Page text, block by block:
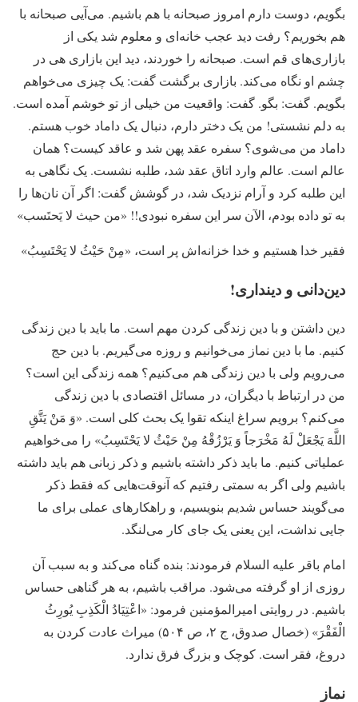
بگویم، دوست دارم امروز صبحانه با هم باشیم. می‌آیی صبحانه با
هم بخوریم؟ رفت دید عجب خانه‌ای و معلوم شد یکی از
بازاری‌های قم است. صبحانه را خوردند، دید این بازاری هی در
چشم او نگاه می‌کند. بازاری برگشت گفت: یک چیزی می‌خواهم
بگویم. گفت: بگو. گفت: واقعیت من خیلی از تو خوشم آمده است.
به دلم نشستی! من یک دختر دارم، دنبال یک داماد خوب هستم.
داماد من می‌شوی؟ سفره عقد پهن شد و عاقد کیست؟ همان
عالم است. عالم وارد اتاق عقد شد، طلبه نشست. یک نگاهی به
این طلبه کرد و آرام نزدیک شد، در گوشش گفت: اگر آن نان‌ها را
به تو داده بودم، الآن سر این سفره نبودی!! «من حیث لا یَحتَسب»
فقیر خدا هستیم و خدا خزانه‌اش پر است، «مِنْ حَیْثُ لا یَحْتَسِبُ»
دین‌دانی و دینداری!
دین داشتن و با دین زندگی کردن مهم است. ما باید با دین زندگی
کنیم. ما با دین نماز می‌خوانیم و روزه می‌گیریم. با دین حج
می‌رویم ولی با دین زندگی هم می‌کنیم؟ همه زندگی این است؟
من در ارتباط با دیگران، در مسائل اقتصادی با دین زندگی
می‌کنم؟ برویم سراغ اینکه تقوا یک بحث کلی است. «وَ مَنْ یَتَّقِ‏
اللَّهَ‏ یَجْعَلْ لَهُ مَخْرَجاً وَ یَرْزُقْهُ مِنْ حَیْثُ لا یَحْتَسِبُ» را می‌خواهیم
عملیاتی کنیم. ما باید ذکر داشته باشیم و ذکر زبانی هم باید داشته
باشیم ولی اگر به سمتی رفتیم که آنوقت‌هایی که فقط ذکر
می‌گویند حساس شدیم بنویسیم، و راهکارهای عملی برای ما
جایی نداشت، این یعنی یک جای کار می‌لنگد.
امام باقر علیه السلام فرمودند: بنده گناه می‌کند و به سبب آن
روزی از او گرفته می‌شود. مراقب باشیم، به هر گناهی حساس
باشیم. در روایتی امیرالمؤمنین فرمود: «اعْتِیَادُ الْکَذِبِ یُورِثُ‏
الْفَقْرَ» (خصال صدوق، ج ۲، ص ۵۰۴) میراث عادت کردن به
دروغ، فقر است. کوچک و بزرگ فرق ندارد.
نماز